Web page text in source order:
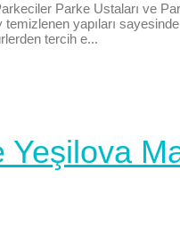
Parke Ustaları ve
yapıları
tercih e...
Yeşilova